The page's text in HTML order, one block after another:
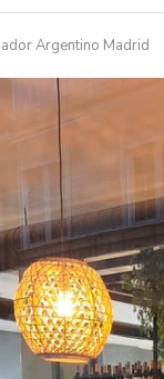
Argentino Madrid